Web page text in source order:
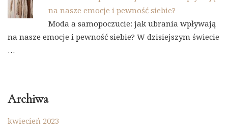
na nasze emocje i pewność siebie?
Moda a samopoczucie: jak ubrania wpływają
na nasze emocje i pewność siebie? W dzisiejszym świecie
…
Archiwa
kwiecień 2023